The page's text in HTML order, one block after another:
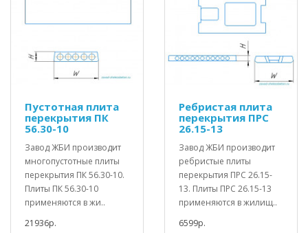
Пустотная плита
перекрытия ПК
56.30-10
Завод ЖБИ производит
многопустотные плиты
перекрытия ПК 56.30-10.
Плиты ПК 56.30-10
применяются в жи..
21936р.
Ребристая плита
перекрытия ПРС
26.15-13
Завод ЖБИ производит
ребристые плиты
перекрытия ПРС 26.15-
13. Плиты ПРС 26.15-13
применяются в жилищ..
6599р.